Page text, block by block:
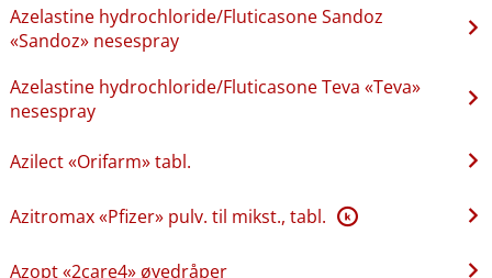
Azelastine hydrochloride​/​Fluticasone Sandoz
«Sandoz» nesespray
Azelastine hydrochloride​/​Fluticasone Teva «Teva»
nesespray
Azilect «Orifarm» tabl.
Azitromax «Pfizer» pulv. til mikst., tabl. K
Azopt «2care4» øyedråper